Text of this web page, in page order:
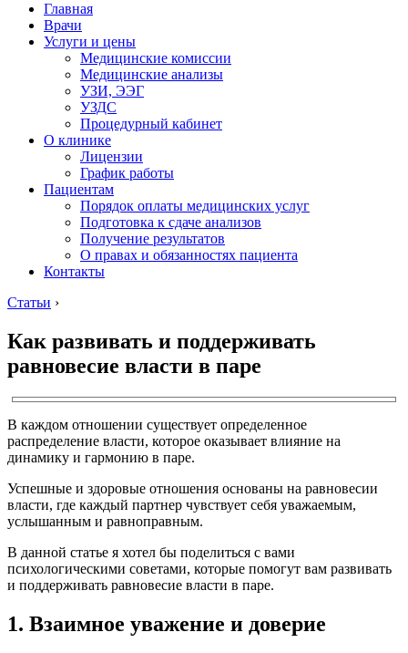
Главная
Врачи
Услуги и цены
Медицинские комиссии
Медицинские анализы
УЗИ, ЭЭГ
УЗДС
Процедурный кабинет
О клинике
Лицензии
График работы
Пациентам
Порядок оплаты медицинских услуг
Подготовка к сдаче анализов
Получение результатов
О правах и обязанностях пациента
Контакты
Статьи ›
Как развивать и поддерживать
равновесие власти в паре
В каждом отношении существует определенное
распределение власти, которое оказывает влияние на
динамику и гармонию в паре.
Успешные и здоровые отношения основаны на равновесии
власти, где каждый партнер чувствует себя уважаемым,
услышанным и равноправным.
В данной статье я хотел бы поделиться с вами
психологическими советами, которые помогут вам развивать
и поддерживать равновесие власти в паре.
1. Взаимное уважение и доверие